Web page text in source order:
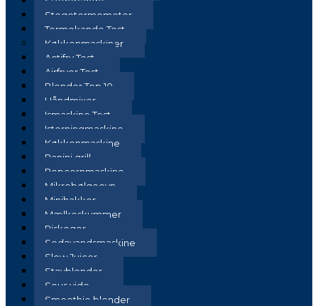
Stegetermometer
Termokande Test
Køkkenmaskiner
Actifry Test
Airfryer Test
Blender Top 10
Håndmixer
Ismaskine Test
Isterningmaskine
Køkkenmaskine
Panini grill
Popcornmaskine
Mikrobølgeovn
Minihakker
Mælkeskummer
Riskoger
Sodavandsmaskine
Slow Juicer
Stavblender
Sous vide
Smoothie blender